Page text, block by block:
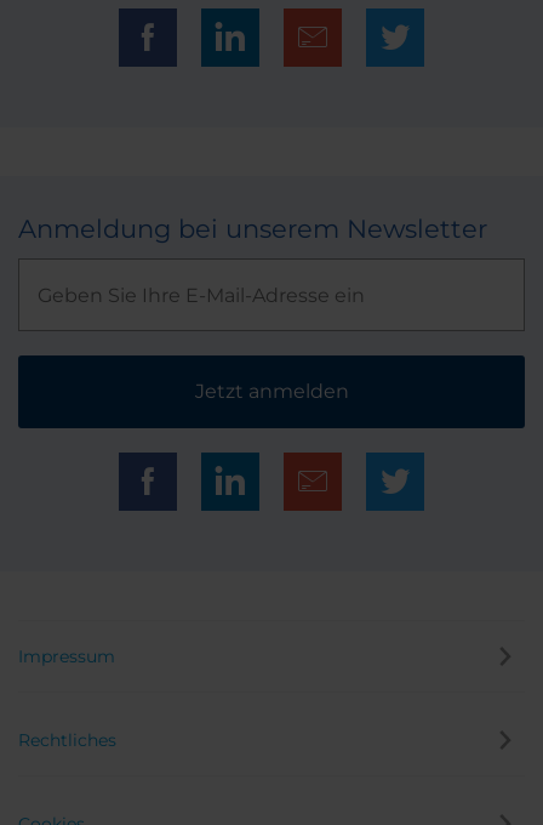
Anmeldung bei unserem Newsletter
Jetzt anmelden
Impressum
Rechtliches